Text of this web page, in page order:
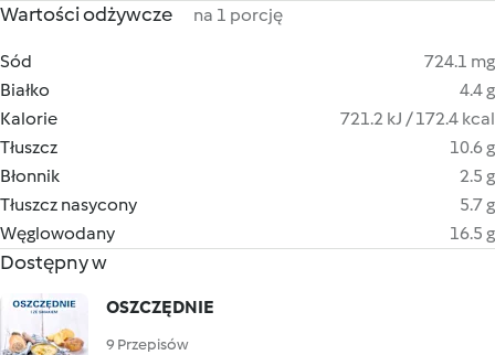
Wartości odżywcze na 1 porcję
Sód
724.1 mg
Białko
4.4 g
Kalorie
721.2 kJ / 172.4 kcal
Tłuszcz
10.6 g
Błonnik
2.5 g
Tłuszcz nasycony
5.7 g
Węglowodany
16.5 g
Dostępny w
OSZCZĘDNIE
9 Przepisów